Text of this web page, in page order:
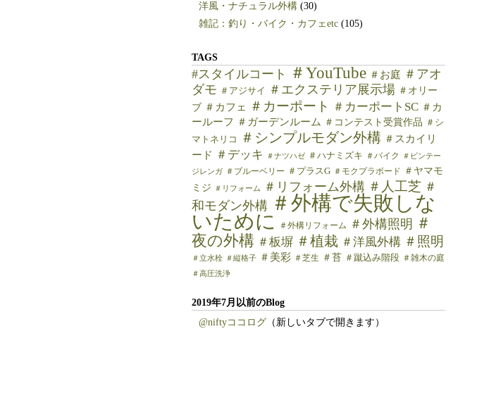
洋風・ナチュラル外構 (30)
雑記：釣り・バイク・カフェetc (105)
TAGS
#スタイルコート ＃YouTube ＃お庭 ＃アオ
ダモ ＃アジサイ ＃エクステリア展示場 ＃オリー
ブ ＃カフェ ＃カーポート ＃カーポートSC ＃カ
ールーフ ＃ガーデンルーム ＃コンテスト受賞作品 ＃シ
マトネリコ
＃シンプルモダン外構 ＃スカイリ
ード
＃デッキ ＃ナツハゼ ＃ハナミズキ ＃バイク
＃ビンテー
ジレンガ
＃ブルーベリー ＃プラスG ＃モクプラボード ＃ヤマモ
ミジ
＃リフォーム ＃リフォーム外構 ＃人工芝 ＃
和モダン外構 ＃外構で失敗しな
いために
＃外構リフォーム ＃外構照明 ＃
夜の外構 ＃板塀 ＃植栽 ＃洋風外構 ＃照明
＃立水栓 ＃縦格子 ＃美彩 ＃芝生 ＃苔 ＃蹴込み階段 ＃雑木の庭
＃高圧洗浄
2019年7月以前のBlog
@niftyココログ （新しいタブで開きます）